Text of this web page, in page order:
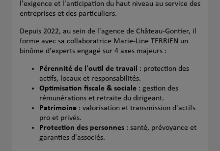
l'exigence et l'anticipation du haut niveau au service des
entreprises et des particuliers.
Depuis 2022, au sein de l'agence de Château-Gontier, il
forme avec sa collaboratrice Marie-Line TERRIEN un
binôme d'experts engagé sur 4 axes majeurs :
Pérennité de l'outil de travail
: protection des
actifs, locaux et responsabilités.
Optimisation fiscale & sociale : gestion des
rémunérations et retraite du dirigeant.
Patrimoine : valorisation et transmission d'actifs
pro et privés.
Protection des personnes : santé, prévoyance et
garanties d'associés.